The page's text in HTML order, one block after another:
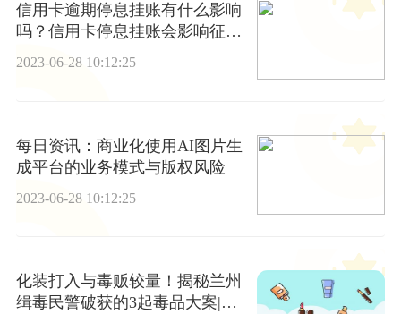
信用卡逾期停息挂账有什么影响
吗？信用卡停息挂账会影响征信
吗？
2023-06-28 10:12:25
每日资讯：商业化使用AI图片生
成平台的业务模式与版权风险
2023-06-28 10:12:25
化装打入与毒贩较量！揭秘兰州
缉毒民警破获的3起毒品大案|热